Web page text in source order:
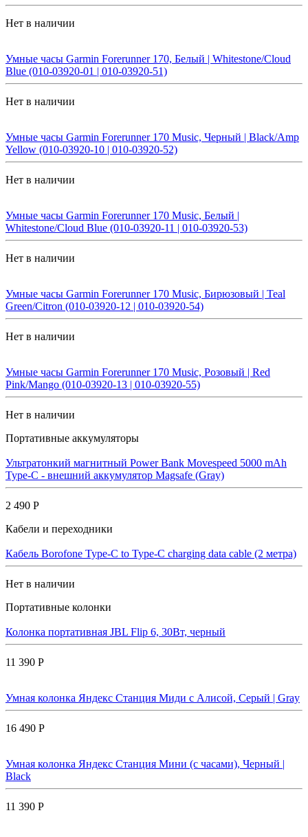
Нет в наличии
Умные часы Garmin Forerunner 170, Белый | Whitestone/Cloud
Blue (010-03920-01 | 010-03920-51)
Нет в наличии
Умные часы Garmin Forerunner 170 Music, Черный | Black/Amp
Yellow (010-03920-10 | 010-03920-52)
Нет в наличии
Умные часы Garmin Forerunner 170 Music, Белый |
Whitestone/Cloud Blue (010-03920-11 | 010-03920-53)
Нет в наличии
Умные часы Garmin Forerunner 170 Music, Бирюзовый | Teal
Green/Citron (010-03920-12 | 010-03920-54)
Нет в наличии
Умные часы Garmin Forerunner 170 Music, Розовый | Red
Pink/Mango (010-03920-13 | 010-03920-55)
Нет в наличии
Портативные аккумуляторы
Ультратонкий магнитный Power Bank Movespeed 5000 mAh
Type-C - внешний аккумулятор Magsafe (Gray)
2 490 Р
Кабели и переходники
Кабель Borofone Type-C to Type-C charging data cable (2 метра)
Нет в наличии
Портативные колонки
Колонка портативная JBL Flip 6, 30Вт, черный
11 390 Р
Умная колонка Яндекс Станция Миди с Алисой, Cерый | Gray
16 490 Р
Умная колонка Яндекс Станция Мини (с часами), Черный |
Black
11 390 Р